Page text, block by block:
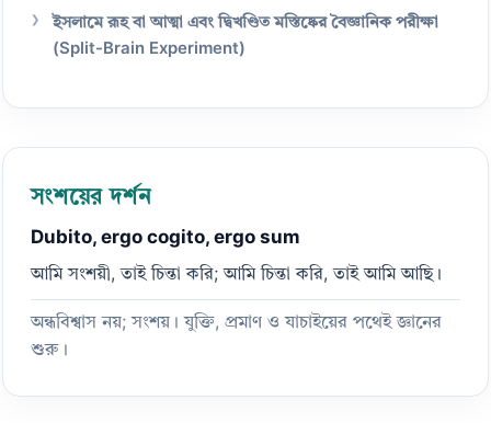
ইসলামে রূহ বা আত্মা এবং দ্বিখণ্ডিত মস্তিষ্কের বৈজ্ঞানিক পরীক্ষা
(Split-Brain Experiment)
সংশয়ের দর্শন
Dubito, ergo cogito, ergo sum
আমি সংশয়ী, তাই চিন্তা করি; আমি চিন্তা করি, তাই আমি আছি।
অন্ধবিশ্বাস নয়; সংশয়। যুক্তি, প্রমাণ ও যাচাইয়ের পথেই জ্ঞানের
শুরু।